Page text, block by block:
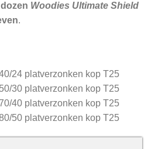
Woodies Ultimate Shield
.
24 platverzonken kop T25
30 platverzonken kop T25
40 platverzonken kop T25
50 platverzonken kop T25